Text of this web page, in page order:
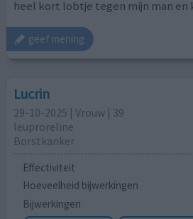
heel kort lobtje tegen mijn man en
geef mening
Lucrin
29-10-2025 | Vrouw | 39
leuproreline
Borstkanker
Effectiviteit
Hoeveelheid bijwerkingen
Bijwerkingen